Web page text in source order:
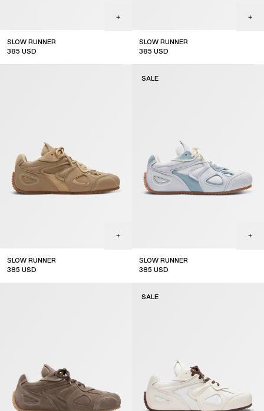
SLOW RUNNER
385 USD
SLOW RUNNER
385 USD
SLOW RUNNER
385 USD
SLOW RUNNER
385 USD
SALE
SALE